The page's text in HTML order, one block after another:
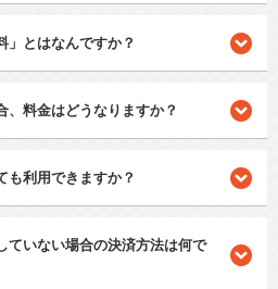
」とはなんですか？
、料金はどうなりますか？
も利用できますか？
ていない場合の決済方法は何で